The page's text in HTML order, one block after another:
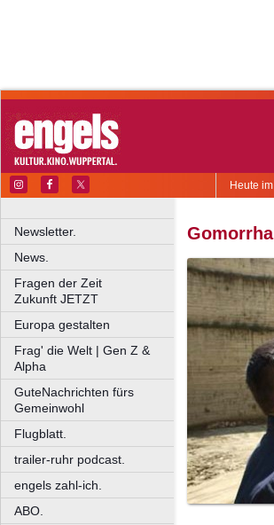
Heute
Newsletter.
News.
Fragen der Zeit
Zukunft JETZT
Europa gestalten
Frag' die Welt | Gen Z &
Alpha
GuteNachrichten fürs
Gemeinwohl
Flugblatt.
trailer-ruhr podcast.
engels zahl-ich.
ABO.